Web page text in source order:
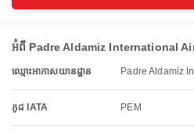
អំពី Padre Aldamiz International
ឈ្មោះអាកាសយានដ្ឋាន Padre Aldamiz
កូដ IATA PEM